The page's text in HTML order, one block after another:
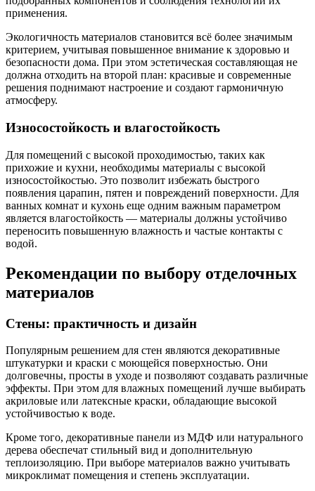
применения.
Экологичность материалов становится всё более значимым
критерием, учитывая повышенное внимание к здоровью и
безопасности дома. При этом эстетическая составляющая не
должна отходить на второй план: красивые и современные
решения поднимают настроение и создают гармоничную
атмосферу.
Износостойкость и влагостойкость
Для помещений с высокой проходимостью, таких как
прихожие и кухни, необходимы материалы с высокой
износостойкостью. Это позволит избежать быстрого
появления царапин, пятен и повреждений поверхности. Для
ванных комнат и кухонь еще одним важным параметром
является влагостойкость — материалы должны устойчиво
переносить повышенную влажность и частые контакты с
водой.
Рекомендации по выбору отделочных
материалов
Стены: практичность и дизайн
Популярным решением для стен являются декоративные
штукатурки и краски с моющейся поверхностью. Они
долговечны, просты в уходе и позволяют создавать различные
эффекты. При этом для влажных помещений лучше выбирать
акриловые или латексные краски, обладающие высокой
устойчивостью к воде.
Кроме того, декоративные панели из МДФ или натурального
дерева обеспечат стильный вид и дополнительную
теплоизоляцию. При выборе материалов важно учитывать
микроклимат помещения и степень эксплуатации.